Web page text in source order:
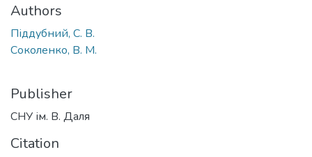
Authors
Піддубний, С. В.
Соколенко, В. М.
Publisher
СНУ ім. В. Даля
Citation